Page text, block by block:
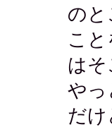
のと
こ
は
やっ
だけ